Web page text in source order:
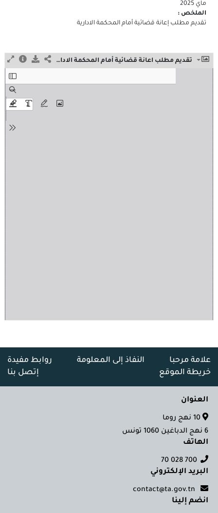
ماي 2025
الملخص :
تقديم مطلب إعانة قضائية أمام المحكمة الادارية
تقديم مطلب اعانة قضائية أمام المحكمة الادارية
علامة مرحبا النفاذ إلى المعلومة
روابط مفيدة
خريطة الموقع
إتصل بنا
العنوان
6 نهج الدباغين 1060 تونس
الهاتف
700 028 70
البريد الإلكتروني
انضم إلينا